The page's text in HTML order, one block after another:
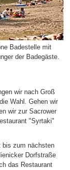
Badestelle mit
der Badegäste.
wir nach Groß
Wahl. Gehen wir
wir zur Sacrower
"Syrtaki"
bis zum nächsten
Dorfstraße
das Restaurant